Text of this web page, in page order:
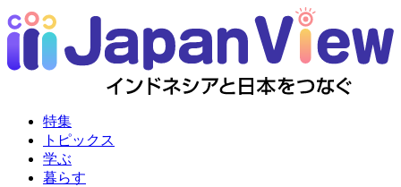
特集
トピックス
学ぶ
暮らす